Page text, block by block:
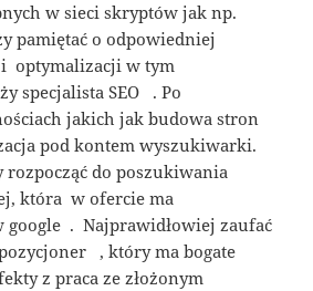
w sieci skryptów jak np.
pamiętać o odpowiedniej
optymalizacji w tym
specjalista SEO . Po
jakich jak budowa stron
pod kontem wyszukiwarki.
rozpocząć do poszukiwania
która w ofercie ma
google . Najprawidłowiej zaufać
, który ma bogate
z praca ze złożonym